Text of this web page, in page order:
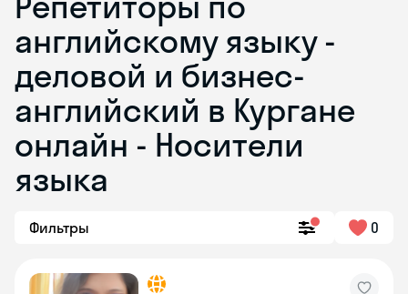
английскому языку -
деловой и бизнес-
английский в Кургане
онлайн - Носители
языка
Фильтры 0
Skyeng Chat